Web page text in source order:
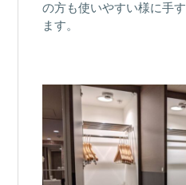
の方も使いやすい様に手
ます。